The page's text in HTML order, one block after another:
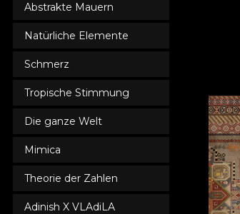
Abstrakte Mauern
Natürliche Elemente
Schmerz
Tropische Stimmung
Die ganze Welt
Mimica
Theorie der Zahlen
Adinish X VLAdiLA